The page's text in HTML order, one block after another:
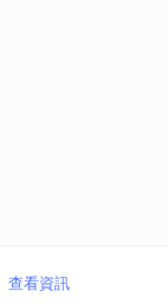
查看資訊